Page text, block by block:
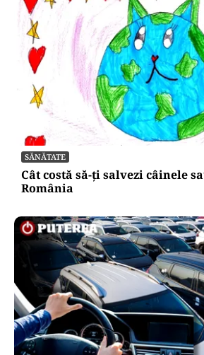
SĂNĂTATE
Cât costă să-ți salvezi câinele
România